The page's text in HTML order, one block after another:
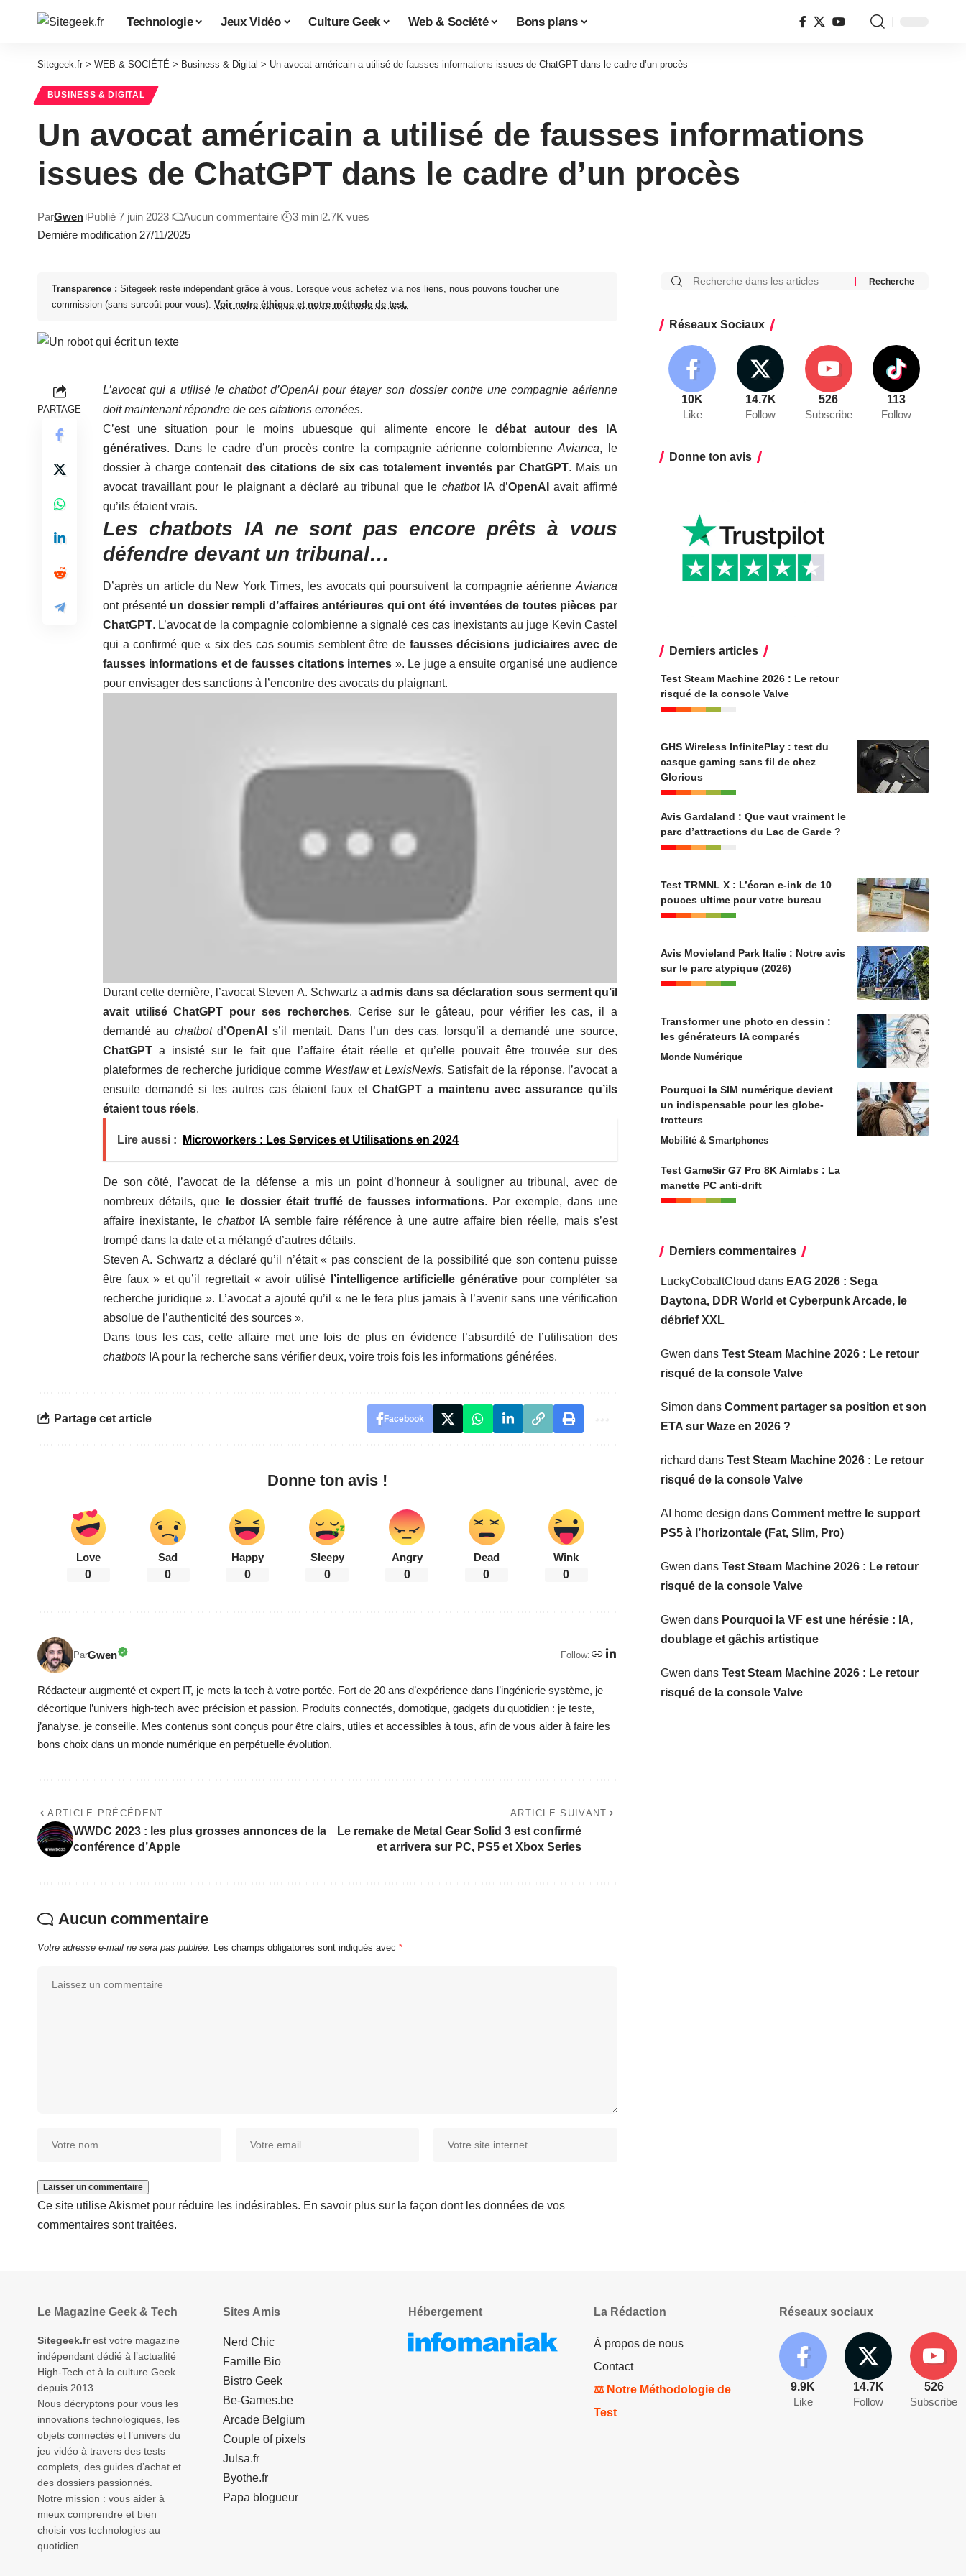
Technologie Jeux Vidéo Culture Geek Web & Société Bons plans
Sitegeek.fr > WEB & SOCIÉTÉ > Business & Digital > Un avocat américain a utilisé de fausses informations issues de ChatGPT dans le cadre d’un procès
BUSINESS & DIGITAL
Un avocat américain a utilisé de fausses informations
issues de ChatGPT dans le cadre d’un procès
Dernière modification 27/11/2025
ParGwen Publié 7 juin 2023 Aucun commentaire 3 min 2.7K vues
Transparence : Sitegeek reste indépendant grâce à vous. Lorsque vous achetez via nos liens, nous pouvons toucher une
commission (sans surcoût pour vous). Voir notre éthique et notre méthode de test.
PARTAGE
L’avocat qui a utilisé le chatbot d’OpenAI pour étayer son dossier contre une compagnie aérienne
doit maintenant répondre de ces citations erronées.
C’est une situation pour le moins ubuesque qui alimente encore ledébat autour des IA
génératives. Dans le cadre d’un procès contre la compagnie aérienne colombienneAvianca, le
dossier à charge contenaitdes citations de six cas totalement inventés par ChatGPT. Mais un
avocat travaillant pour le plaignant a déclaré au tribunal que le chatbotIA d’OpenAI
avait affirmé
qu’ils étaient vrais.
Les chatbots IA ne sont pas encore prêts à vous
défendre devant un tribunal…
D’après un article du New York Times, les avocats qui poursuivent la compagnie aérienneAvianca
ont présenté un dossier rempli d’affaires antérieures qui ont été inventées de toutes pièces par
ChatGPT. L’avocat de la compagnie colombienne a signalé ces cas inexistants au juge Kevin Castel
qui a confirmé que « six des cas soumis semblent être de fausses décisions judiciaires avec de
fausses informations et de fausses citations internes ». Le juge a ensuite organisé une audience
pour envisager des sanctions à l’encontre des avocats du plaignant.
Durant cette dernière, l’avocat Steven A. Schwartz a admis dans sa déclaration sous serment qu’il
avait utilisé ChatGPT pour ses recherches. Cerise sur le gâteau, pour vérifier les cas, il a
demandé au chatbotd’OpenAIs’il mentait. Dans l’un des cas, lorsqu’il a demandé une source,
ChatGPTa insisté sur le fait que l’affaire était réelle et qu’elle pouvait être trouvée sur des
plateformes de recherche juridique comme Westlawet LexisNexis. Satisfait de la réponse, l’avocat a
ensuite demandé si les autres cas étaient faux et ChatGPT a maintenu avec assurance qu’ils
étaient tous réels.
Lire aussi : Microworkers : Les Services et Utilisations en 2024
De son côté, l’avocat de la défense a mis un point d’honneur à souligner au tribunal, avec de
nombreux détails, que
le dossier était truffé de fausses informations. Par exemple, dans une
affaire inexistante, le chatbotIA semble faire référence à une autre affaire bien réelle, mais s’est
trompé dans la date et a mélangé d’autres détails.
Steven A. Schwartz a déclaré qu’il n’était « pas conscient de la possibilité que son contenu puisse
être faux » et qu’il regrettait « avoir utilisé
l’intelligence artificielle générativepour compléter sa
recherche juridique ». L’avocat a ajouté qu’il « ne le fera plus jamais à l’avenir sans une vérification
absolue de l’authenticité des sources ».
Dans tous les cas, cette affaire met une fois de plus en évidence l’absurdité de l’utilisation des
chatbots IA pour la recherche sans vérifier deux, voire trois fois les informations générées.
Partage cet article Facebook
Donne ton avis !
Love
0
Sad
0
Happy
0
Sleepy
0
Angry
0
Dead
0
Wink
0
ParGwen Follow:
Rédacteur augmenté et expert IT, je mets la tech à votre portée. Fort de 20 ans d’expérience dans l’ingénierie système, je
décortique l’univers high-tech avec précision et passion. Produits connectés, domotique, gadgets du quotidien : je teste,
j’analyse, je conseille. Mes contenus sont conçus pour être clairs, utiles et accessibles à tous, afin de vous aider à faire les
bons choix dans un monde numérique en perpétuelle évolution.
ARTICLE PRÉCÉDENT
WWDC 2023 : les plus grosses annonces de la
conférence d’Apple
ARTICLE SUIVANT
Le remake de Metal Gear Solid 3 est confirmé
et arrivera sur PC, PS5 et Xbox Series
Aucun commentaire
Votre adresse e-mail ne sera pas publiée. Les champs obligatoires sont indiqués avec *
Ce site utilise Akismet pour réduire les indésirables. En savoir plus sur la façon dont les données de vos
commentaires sont traitées.
Réseaux Sociaux
10K
Like
14.7K
Follow
526
Subscribe
113
Follow
Donne ton avis
Derniers articles
Test Steam Machine 2026 : Le retour
risqué de la console Valve
GHS Wireless InfinitePlay : test du
casque gaming sans fil de chez
Glorious
Avis Gardaland : Que vaut vraiment le
parc d’attractions du Lac de Garde ?
Test TRMNL X : L’écran e-ink de 10
pouces ultime pour votre bureau
Avis Movieland Park Italie : Notre avis
sur le parc atypique (2026)
Transformer une photo en dessin :
les générateurs IA comparés
Monde Numérique
Pourquoi la SIM numérique devient
un indispensable pour les globe-
trotteurs
Mobilité & Smartphones
Test GameSir G7 Pro 8K Aimlabs : La
manette PC anti-drift
Derniers commentaires
LuckyCobaltCloud dans EAG 2026 : Sega
Daytona, DDR World et Cyberpunk Arcade, le
débrief XXL
Gwen dans Test Steam Machine 2026 : Le retour
risqué de la console Valve
Simon dans Comment partager sa position et son
ETA sur Waze en 2026 ?
richard dans Test Steam Machine 2026 : Le retour
risqué de la console Valve
AI home design dans Comment mettre le support
PS5 à l’horizontale (Fat, Slim, Pro)
Gwen dans Test Steam Machine 2026 : Le retour
risqué de la console Valve
Gwen dans Pourquoi la VF est une hérésie : IA,
doublage et gâchis artistique
Gwen dans Test Steam Machine 2026 : Le retour
risqué de la console Valve
Le Magazine Geek & Tech
Sitegeek.frest votre magazine
indépendant dédié à l’actualité
High-Tech et à la culture Geek
depuis 2013.
Nous décryptons pour vous les
innovations technologiques, les
objets connectés et l’univers du
jeu vidéo à travers des tests
complets, des guides d’achat et
des dossiers passionnés.
Notre mission : vous aider à
mieux comprendre et bien
choisir vos technologies au
quotidien.
Sites Amis
Nerd Chic
Famille Bio
Bistro Geek
Be-Games.be
Arcade Belgium
Couple of pixels
Julsa.fr
Byothe.fr
Papa blogueur
Hébergement La Rédaction
À propos de nous
Contact
⚖️ Notre Méthodologie de
Test
Réseaux sociaux
9.9K
Like
14.7K
Follow
526
Subscribe